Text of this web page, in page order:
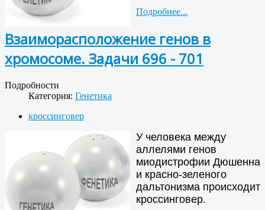
Подробнее...
Взаиморасположение генов в
хромосоме. Задачи 696 - 701
Подробности
Категория: Генетика
кроссинговер
У человека между
аллелями генов
миодистрофии Дюшенна
и красно-зеленого
дальтонизма происходит
кроссинговер.